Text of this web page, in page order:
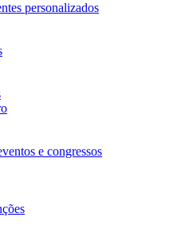
personalizados
e congressos